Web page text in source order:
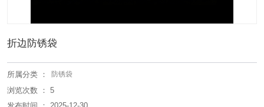
折边防锈袋
所属分类 ： 防锈袋
浏览次数 ： 5